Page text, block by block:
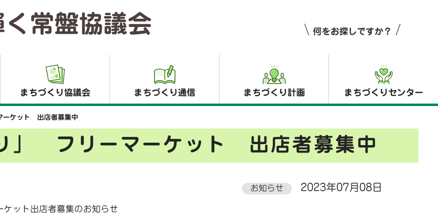
常盤協議会 何をお探しですか？
まちづくり協議会 まちづくり通信 まちづくり計画 まちづくりセンター
ーケット 出店者募集中
」 フリーマーケット 出店者募集中
お知らせ 2023年07月08日
ット出店者募集のお知らせ